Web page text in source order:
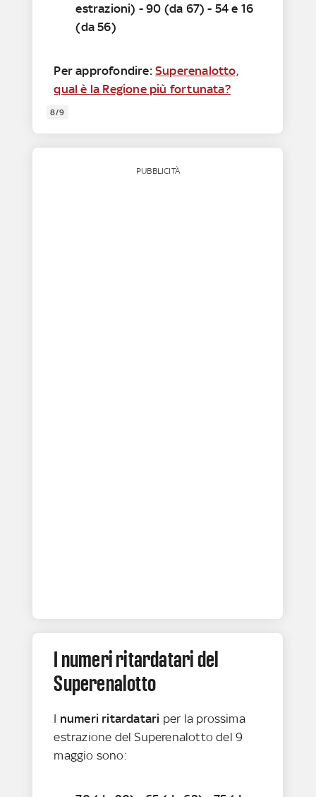
estrazioni) - 90 (da 67) - 54 e 16
(da 56)
Per approfondire: Superenalotto,
qual è la Regione più fortunata?
8/9
PUBBLICITÀ
I numeri ritardatari del
Superenalotto
I numeri ritardatari per la prossima
estrazione del Superenalotto del 9
maggio sono: